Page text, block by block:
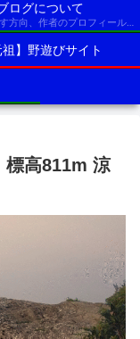
ログについて
ブログの目指す方向、作者のプロフィールなど
祖】野遊びサイト
標高811m 涼